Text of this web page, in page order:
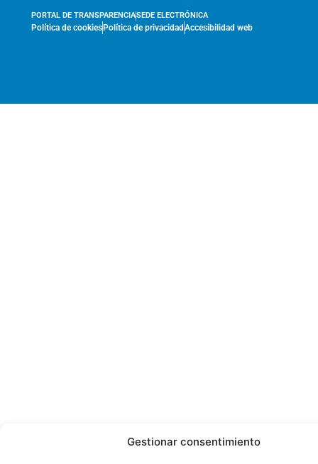
Gestionar consentimiento
PORTAL DE TRANSPARENCIASEDE ELECTRÓNICA
Política de cookies Política de privacidad Accesibilidad web